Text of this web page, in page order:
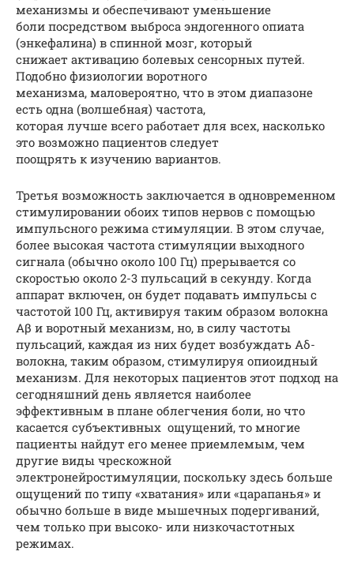
механизмы и обеспечивают уменьшение
боли посредством выброса эндогенного опиата
(энкефалина) в спинной мозг, который
снижает активацию болевых сенсорных путей.
Подобно физиологии воротного
механизма, маловероятно, что в этом диапазоне
есть одна (волшебная) частота,
которая лучше всего работает для всех, насколько
это возможно пациентов следует
поощрять к изучению вариантов.
Третья возможность заключается в одновременном
стимулировании обоих типов нервов с помощью
импульсного режима стимуляции. В этом случае,
более высокая частота стимуляции выходного
сигнала (обычно около 100 Гц) прерывается со
скоростью около 2-3 пульсаций в секунду. Когда
аппарат включен, он будет подавать импульсы с
частотой 100 Гц, активируя таким образом волокна
Aβ и воротный механизм, но, в силу частоты
пульсаций, каждая из них будет возбуждать Aδ-
волокна, таким образом, стимулируя опиоидный
механизм. Для некоторых пациентов этот подход на
сегодняшний день является наиболее
эффективным в плане облегчения боли, но что
касается субъективных ощущений, то многие
пациенты найдут его менее приемлемым, чем
другие виды чрескожной
электронейростимуляции, поскольку здесь больше
ощущений по типу «хватания» или «царапанья» и
обычно больше в виде мышечных подергиваний,
чем только при высоко- или низкочастотных
режимах.